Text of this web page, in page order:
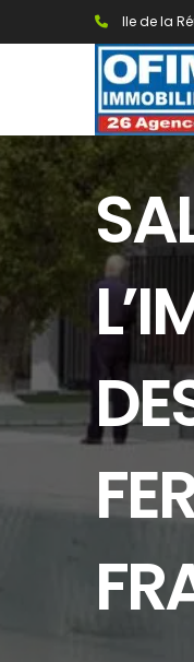
Ile de la